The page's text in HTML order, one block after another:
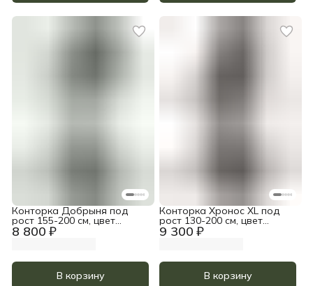
8 800 ₽
Конторка Добрыня под
рост 155-200 см, цвет
Чёрный
В корзину
9 300 ₽
Конторка Хронос XL под
рост 130-200 см, цвет
Чёрный
В корзину